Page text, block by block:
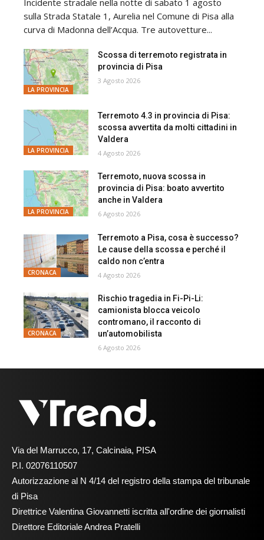
sulla Strada Statale 1, Aurelia nel Comune di Pisa alla
curva di Madonna dell’Acqua. Tre autovetture...
LA PROVINCIA
Scossa di terremoto registrata in
provincia di Pisa
3 Agosto 2026
LA PROVINCIA
Terremoto 4.3 in provincia di Pisa:
scossa avvertita da molti cittadini in
Valdera
4 Agosto 2026
LA PROVINCIA
Terremoto, nuova scossa in
provincia di Pisa: boato avvertito
anche in Valdera
6 Agosto 2026
CRONACA
Terremoto a Pisa, cosa è successo?
Le cause della scossa e perché il
caldo non c’entra
4 Agosto 2026
CRONACA
Rischio tragedia in Fi-Pi-Li:
camionista blocca veicolo
contromano, il racconto di
un’automobilista
6 Agosto 2026
Via del Marrucco, 17, Calcinaia, PISA
P.I. 02076110507
Autorizzazione al N 4/14 del registro della stampa del tribunale
di Pisa
Direttrice Valentina Giovannetti iscritta all'ordine dei giornalisti
Direttore Editoriale Andrea Pratelli